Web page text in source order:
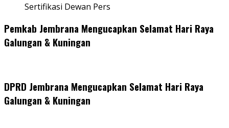
Sertifikasi Dewan Pers
Pemkab Jembrana Mengucapkan Selamat Hari Raya
Galungan & Kuningan
DPRD Jembrana Mengucapkan Selamat Hari Raya
Galungan & Kuningan